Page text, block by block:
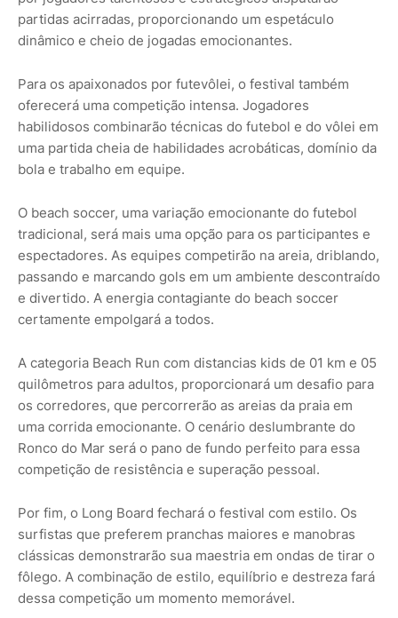
partidas acirradas, proporcionando um espetáculo
dinâmico e cheio de jogadas emocionantes.
Para os apaixonados por futevôlei, o festival também
oferecerá uma competição intensa. Jogadores
habilidosos combinarão técnicas do futebol e do vôlei em
uma partida cheia de habilidades acrobáticas, domínio da
bola e trabalho em equipe.
O beach soccer, uma variação emocionante do futebol
tradicional, será mais uma opção para os participantes e
espectadores. As equipes competirão na areia, driblando,
passando e marcando gols em um ambiente descontraído
e divertido. A energia contagiante do beach soccer
certamente empolgará a todos.
A categoria Beach Run com distancias kids de 01 km e 05
quilômetros para adultos, proporcionará um desafio para
os corredores, que percorrerão as areias da praia em
uma corrida emocionante. O cenário deslumbrante do
Ronco do Mar será o pano de fundo perfeito para essa
competição de resistência e superação pessoal.
Por fim, o Long Board fechará o festival com estilo. Os
surfistas que preferem pranchas maiores e manobras
clássicas demonstrarão sua maestria em ondas de tirar o
fôlego. A combinação de estilo, equilíbrio e destreza fará
dessa competição um momento memorável.